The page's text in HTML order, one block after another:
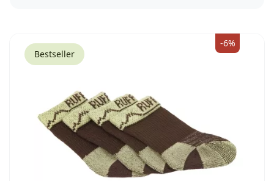
Bestseller
-6%